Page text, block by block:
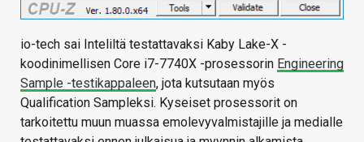
io-tech sai Inteliltä testattavaksi Kaby Lake-X -
koodinimellisen Core i7-7740X -prosessorin Engineering
Sample -testikappaleen, jota kutsutaan myös
Qualification Sampleksi. Kyseiset prosessorit on
tarkoitettu muun muassa emolevyvalmistajille ja medialle